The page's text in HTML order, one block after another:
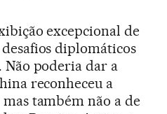
excepcional de
diplomáticos
Não poderia dar a
reconheceu a
também não a de